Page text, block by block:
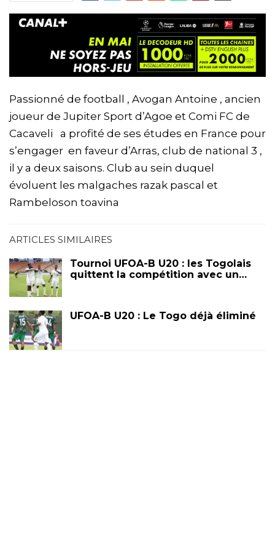
Passionné de football , Avogan Antoine , ancien
joueur de Jupiter Sport d’Agoe et Comi FC de
Cacaveli a profité de ses études en France pour
s’engager en faveur d’Arras, club de national 3 ,
il y a deux saisons. Club au sein duquel
évoluent les malgaches razak pascal et
Rambeloson toavina
ARTICLES SIMILAIRES
Tournoi UFOA-B U20 : les Togolais
quittent la compétition avec un…
UFOA-B U20 : Le Togo déjà éliminé